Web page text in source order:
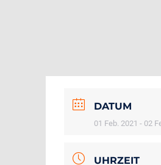
DATUM
01 Feb. 2021 - 02
UHRZEIT